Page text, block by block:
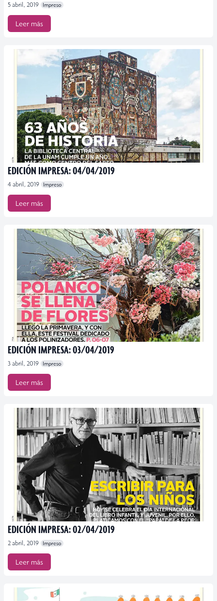
5 abril, 2019 Impreso
Leer más
EDICIÓN IMPRESA: 04/04/2019
4 abril, 2019 Impreso
Leer más
EDICIÓN IMPRESA: 03/04/2019
3 abril, 2019 Impreso
Leer más
EDICIÓN IMPRESA: 02/04/2019
2 abril, 2019 Impreso
Leer más